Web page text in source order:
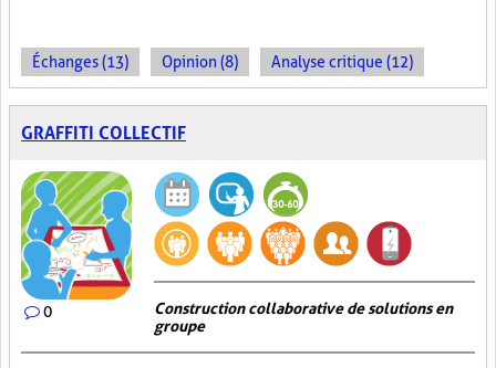
Échanges (13) Opinion (8) Analyse critique (12)
GRAFFITI COLLECTIF
0
Construction collaborative de solutions en
groupe